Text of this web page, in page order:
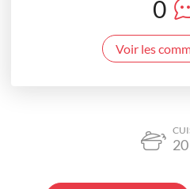
0
Voir les
20